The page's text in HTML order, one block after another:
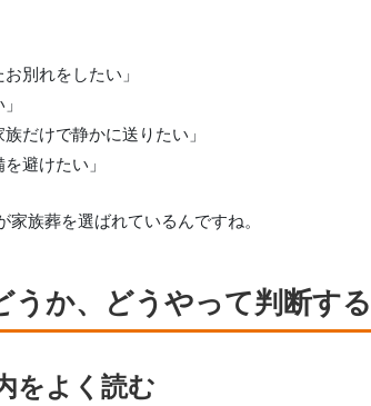
別れをしたい」
だけで静かに送りたい」
避けたい」
族葬を選ばれているんですね。
か、どうやって判断す
をよく読む